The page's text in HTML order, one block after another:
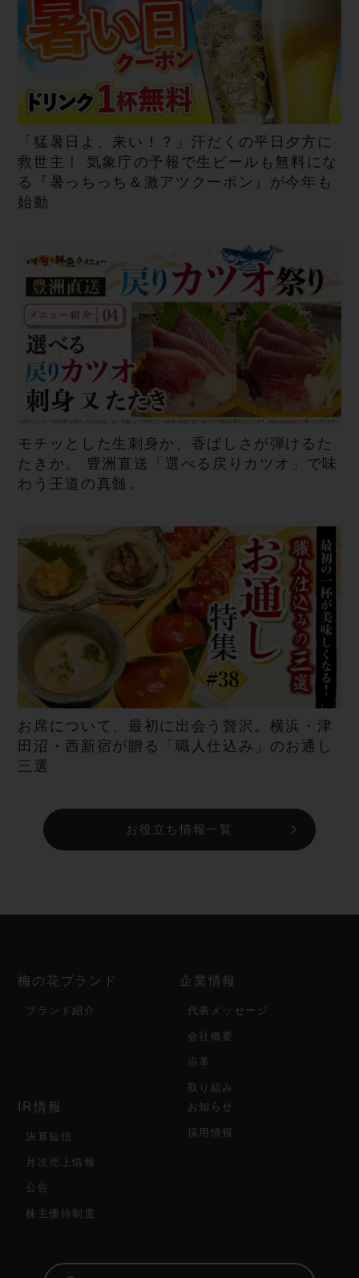
「猛暑日よ、来い！？」汗だくの平日夕方に
救世主！ 気象庁の予報で生ビールも無料にな
る『暑っちっち＆激アツクーポン』が今年も
始動
モチッとした生刺身か、香ばしさが弾けるた
たきか。 豊洲直送「選べる戻りカツオ」で味
わう王道の真髄。
お席について、最初に出会う贅沢。横浜・津
田沼・西新宿が贈る「職人仕込み」のお通し
三選
お役立ち情報一覧
梅の花ブランド
ブランド紹介
企業情報
代表メッセージ
会社概要
沿革
取り組み
IR情報
決算短信
月次売上情報
公告
株主優待制度
お知らせ
採用情報